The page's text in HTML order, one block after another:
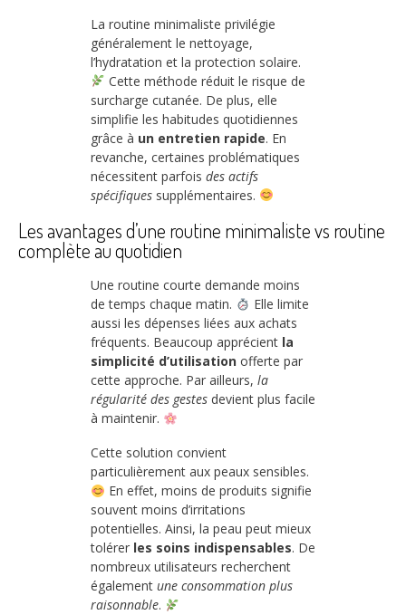
La routine minimaliste privilégie
généralement le nettoyage,
l’hydratation et la protection solaire.
Cette méthode réduit le risque de
surcharge cutanée. De plus, elle
simplifie les habitudes quotidiennes
grâce à un entretien rapide. En
revanche, certaines problématiques
nécessitent parfois des actifs
spécifiques supplémentaires.
Les avantages d’une routine minimaliste vs routine
complète au quotidien
Une routine courte demande moins
de temps chaque matin.
Elle limite
aussi les dépenses liées aux achats
fréquents. Beaucoup apprécient la
simplicité d’utilisation offerte par
cette approche. Par ailleurs, la
régularité des gestes devient plus facile
à maintenir.
Cette solution convient
particulièrement aux peaux sensibles.
En effet, moins de produits signifie
souvent moins d’irritations
potentielles. Ainsi, la peau peut mieux
tolérer les soins indispensables. De
nombreux utilisateurs recherchent
également une consommation plus
raisonnable.